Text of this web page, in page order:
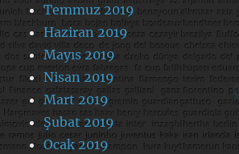
Temmuz 2019
Haziran 2019
Mayıs 2019
Nisan 2019
Mart 2019
Şubat 2019
Ocak 2019